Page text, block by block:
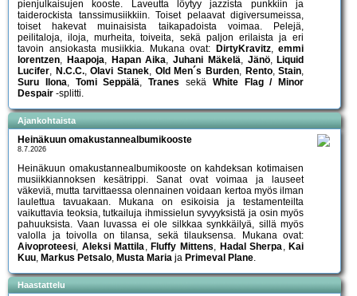
pienjulkaisujen kooste. Laveutta löytyy jazzista punkkiin ja
taiderockista tanssimusiikkiin. Toiset pelaavat digiversumeissa,
toiset hakevat muinaisista taikapadoista voimaa. Pelejä,
peilitaloja, iloja, murheita, toiveita, sekä paljon erilaista ja eri
tavoin ansiokasta musiikkia. Mukana ovat:
DirtyKravitz,emmi
lorentzen, Haapoja, Hapan Aika, Juhani Mäkelä, Jänö, Liquid
Lucifer, N.C.C.,Olavi Stanek, Old Men´s Burden, Rento,Stain,
Suru Ilona, Tomi Seppälä,Tranes sekä White Flag / Minor
Despair -splitti.
Ajankohtaista
Heinäkuun omakustannealbumikooste
8.7.2026
Heinäkuun omakustannealbumikooste on kahdeksan kotimaisen
musiikkiannoksen kesätrippi. Sanat ovat voimaa ja lauseet
väkeviä, mutta tarvittaessa olennainen voidaan kertoa myös ilman
laulettua tavuakaan. Mukana on esikoisia ja testamenteilta
vaikuttavia teoksia, tutkailuja ihmissielun syvyyksistä ja osin myös
pahuuksista. Vaan luvassa ei ole silkkaa synkkäilyä, sillä myös
valolla ja toivolla on tilansa, sekä tilauksensa. Mukana ovat:
Aivoproteesi Aleksi Mattila ,Fluffy Mittens Hadal Sherpa ,Kai
Kuu Markus Petsalo Musta Maria ja Primeval Plane
Haastattelu